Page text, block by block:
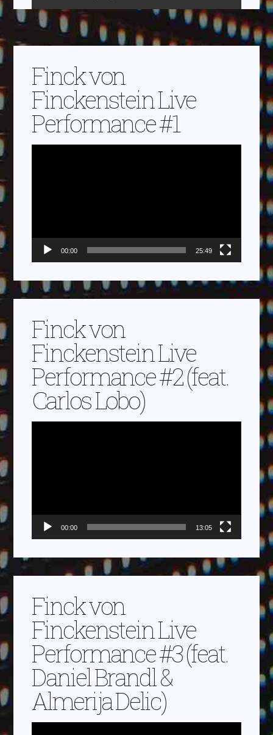
Finck von
Finckenstein Live
Performance #1
00:00 25:49
Finck von
Finckenstein Live
Performance #2 (feat.
Carlos Lobo)
00:00 13:05
Finck von
Finckenstein Live
Performance #3 (feat.
Daniel Brandl &
Almerija Delic)